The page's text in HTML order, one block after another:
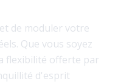
de moduler votre
Que vous soyez
flexibilité offerte par
d'esprit